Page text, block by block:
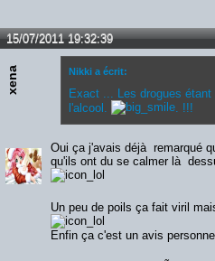
15/07/2011 19:32:39
xena Nikki a écrit:
Exact ... Les drogues
l'alcool.
. !!!
Oui ça j'avais déjà remarqué
qu'ils ont du se calmer là
Un peu de poils ça fait viril
Enfin ça c'est un avis personnel